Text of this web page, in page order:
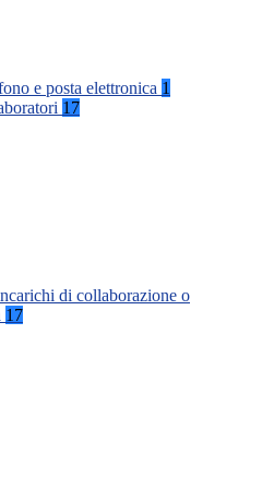
e posta elettronica 1
17
di collaborazione o
17